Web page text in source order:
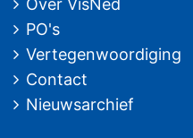
Over VisNed
PO's
Vertegenwoordiging
Contact
Nieuwsarchief